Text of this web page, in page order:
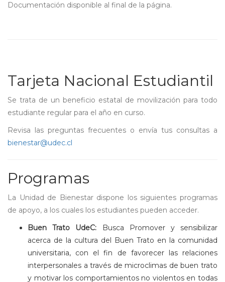
Documentación disponible al final de la página.
Tarjeta Nacional Estudiantil
Se trata de un beneficio estatal de movilización para todo
estudiante regular para el año en curso.
Revisa las preguntas frecuentes o envía tus consultas a
bienestar@udec.cl
Programas
La Unidad de Bienestar dispone los siguientes programas
de apoyo, a los cuales los estudiantes pueden acceder.
Buen Trato UdeC: Busca Promover y sensibilizar
acerca de la cultura del Buen Trato en la comunidad
universitaria, con el fin de favorecer las relaciones
interpersonales a través de microclimas de buen trato
y motivar los comportamientos no violentos en todas